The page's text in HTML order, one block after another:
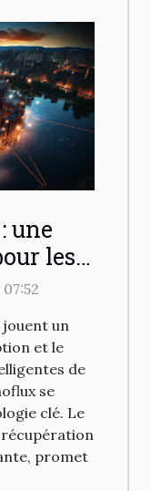
une
les
de
un
et le
de
se
clé. Le
promet